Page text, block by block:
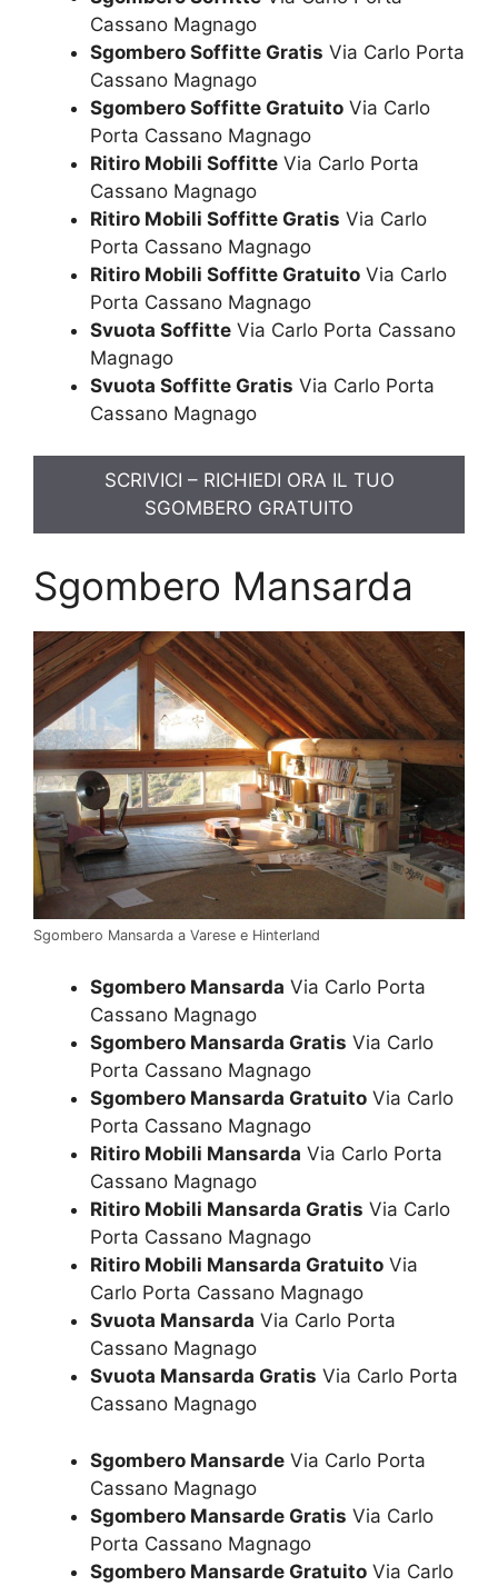
Cassano Magnago
Sgombero Soffitte Gratis Via Carlo Porta
Cassano Magnago
Sgombero Soffitte Gratuito Via Carlo
Porta Cassano Magnago
Ritiro Mobili Soffitte Via Carlo Porta
Cassano Magnago
Ritiro Mobili Soffitte Gratis Via Carlo
Porta Cassano Magnago
Ritiro Mobili Soffitte Gratuito Via Carlo
Porta Cassano Magnago
Svuota Soffitte Via Carlo Porta Cassano
Magnago
Svuota Soffitte Gratis Via Carlo Porta
Cassano Magnago
SCRIVICI – RICHIEDI ORA IL TUO
SGOMBERO GRATUITO
Sgombero Mansarda
Sgombero Mansarda a Varese e Hinterland
Sgombero Mansarda Via Carlo Porta
Cassano Magnago
Sgombero Mansarda Gratis Via Carlo
Porta Cassano Magnago
Sgombero Mansarda Gratuito Via Carlo
Porta Cassano Magnago
Ritiro Mobili Mansarda Via Carlo Porta
Cassano Magnago
Ritiro Mobili Mansarda Gratis Via Carlo
Porta Cassano Magnago
Ritiro Mobili Mansarda Gratuito Via
Carlo Porta Cassano Magnago
Svuota Mansarda Via Carlo Porta
Cassano Magnago
Svuota Mansarda Gratis Via Carlo Porta
Cassano Magnago
Sgombero Mansarde Via Carlo Porta
Cassano Magnago
Sgombero Mansarde Gratis Via Carlo
Porta Cassano Magnago
Sgombero Mansarde Gratuito Via Carlo